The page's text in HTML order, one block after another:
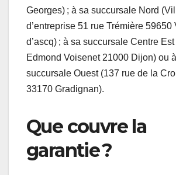
Georges) ; à sa succursale Nord
d’entreprise 51 rue Trémière
d’ascq) ; à sa succursale Centre
Edmond Voisenet 21000 Dijon) ou
succursale Ouest (137 rue de la
33170 Gradignan).
Que couvre la
garantie ?